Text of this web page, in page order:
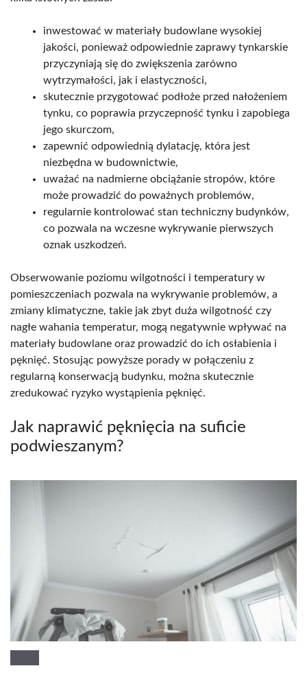
inwestować w materiały budowlane wysokiej
jakości, ponieważ odpowiednie zaprawy tynkarskie
przyczyniają się do zwiększenia zarówno
wytrzymałości, jak i elastyczności,
skutecznie przygotować podłoże przed nałożeniem
tynku, co poprawia przyczepność tynku i zapobiega
jego skurczom,
zapewnić odpowiednią dylatację, która jest
niezbędna w budownictwie,
uważać na nadmierne obciążanie stropów, które
może prowadzić do poważnych problemów,
regularnie kontrolować stan techniczny budynków,
co pozwala na wczesne wykrywanie pierwszych
oznak uszkodzeń.
Obserwowanie poziomu wilgotności i temperatury w
pomieszczeniach pozwala na wykrywanie problemów, a
zmiany klimatyczne, takie jak zbyt duża wilgotność czy
nagłe wahania temperatur, mogą negatywnie wpływać na
materiały budowlane oraz prowadzić do ich osłabienia i
pęknięć. Stosując powyższe porady w połączeniu z
regularną konserwacją budynku, można skutecznie
zredukować ryzyko wystąpienia pęknięć.
Jak naprawić pęknięcia na suficie
podwieszanym?